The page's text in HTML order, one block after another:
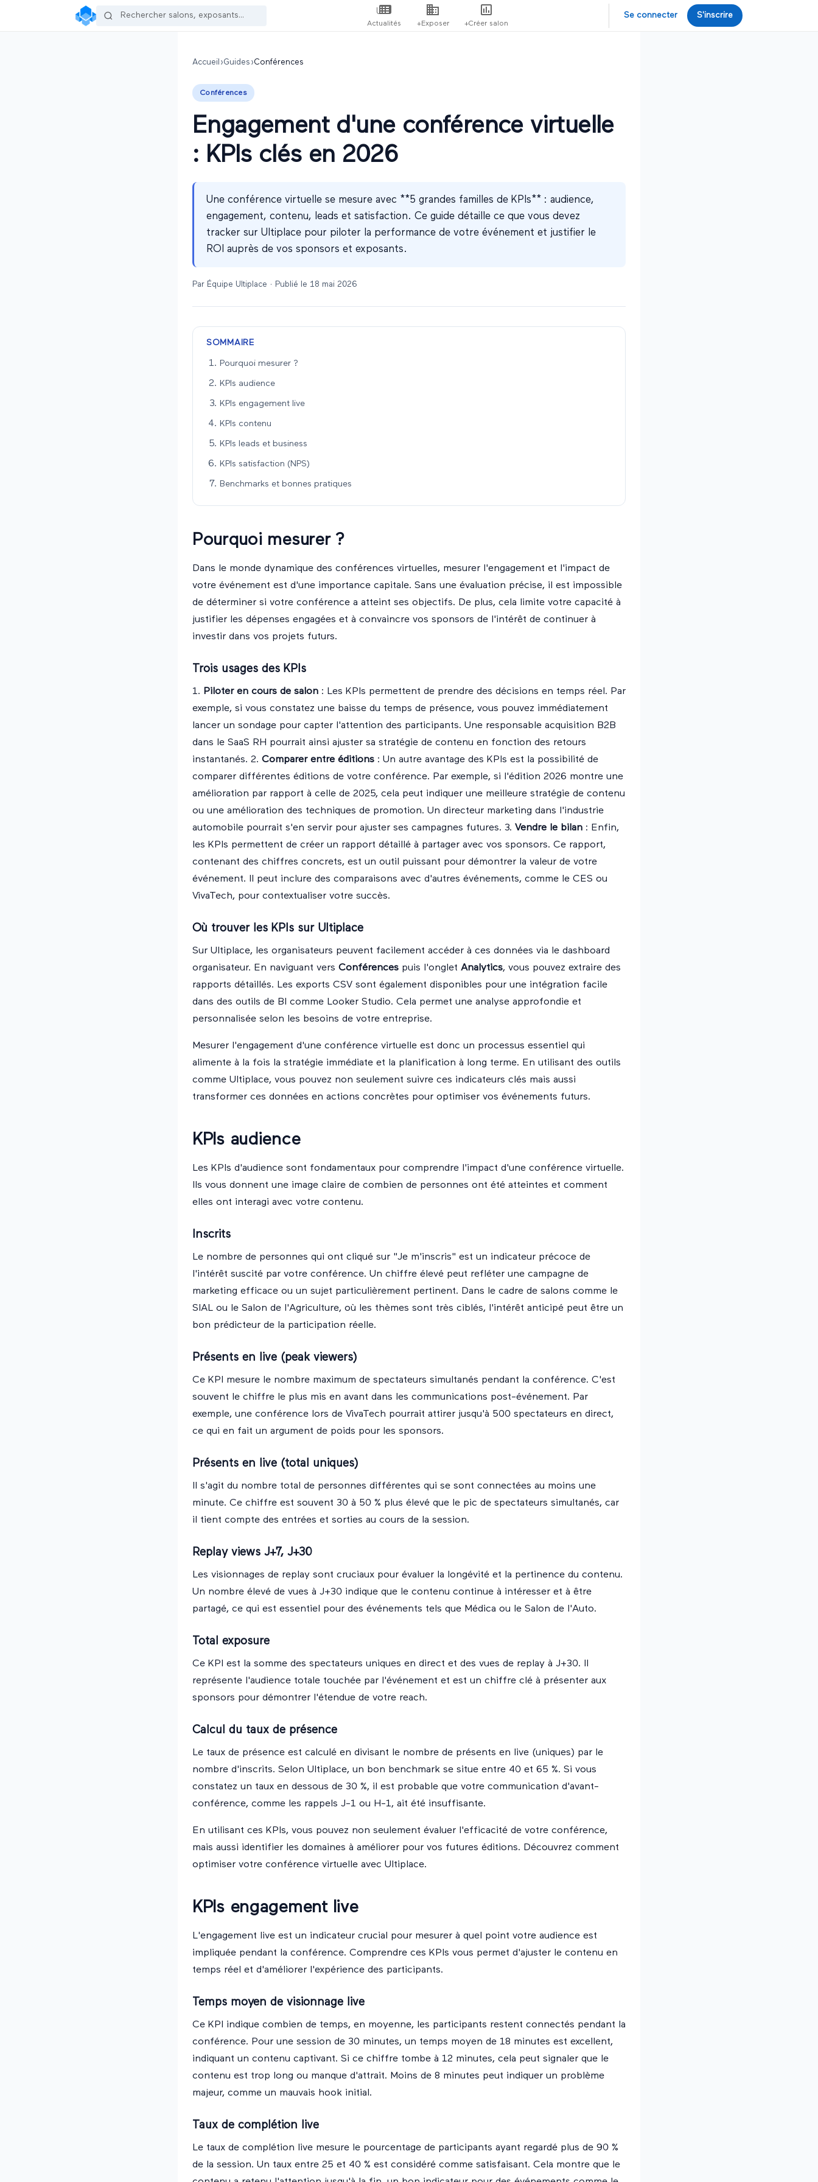
Actualités +Exposer +Créer salon
Se connecter S'inscrire
Accueil ›Guides ›Conférences
Conférences
Engagement d'une conférence virtuelle
: KPIs clés en 2026
Une conférence virtuelle se mesure avec **5 grandes familles de KPIs** : audience,
engagement, contenu, leads et satisfaction. Ce guide détaille ce que vous devez
tracker sur Ultiplace pour piloter la performance de votre événement et justifier le
ROI auprès de vos sponsors et exposants.
Par Équipe Ultiplace · Publié le 18 mai 2026
SOMMAIRE
Pourquoi mesurer ?
KPIs audience
KPIs engagement live
KPIs contenu
KPIs leads et business
KPIs satisfaction (NPS)
Benchmarks et bonnes pratiques
Pourquoi mesurer ?
Dans le monde dynamique des conférences virtuelles, mesurer l'engagement et l'impact de
votre événement est d'une importance capitale. Sans une évaluation précise, il est impossible
de déterminer si votre conférence a atteint ses objectifs. De plus, cela limite votre capacité à
justifier les dépenses engagées et à convaincre vos sponsors de l'intérêt de continuer à
investir dans vos projets futurs.
Trois usages des KPIs
1. Piloter en cours de salon : Les KPIs permettent de prendre des décisions en temps réel. Par
exemple, si vous constatez une baisse du temps de présence, vous pouvez immédiatement
lancer un sondage pour capter l'attention des participants. Une responsable acquisition B2B
dans le SaaS RH pourrait ainsi ajuster sa stratégie de contenu en fonction des retours
instantanés. 2. Comparer entre éditions : Un autre avantage des KPIs est la possibilité de
comparer différentes éditions de votre conférence. Par exemple, si l'édition 2026 montre une
amélioration par rapport à celle de 2025, cela peut indiquer une meilleure stratégie de contenu
ou une amélioration des techniques de promotion. Un directeur marketing dans l'industrie
automobile pourrait s'en servir pour ajuster ses campagnes futures. 3. Vendre le bilan : Enfin,
les KPIs permettent de créer un rapport détaillé à partager avec vos sponsors. Ce rapport,
contenant des chiffres concrets, est un outil puissant pour démontrer la valeur de votre
événement. Il peut inclure des comparaisons avec d'autres événements, comme le CES ou
VivaTech, pour contextualiser votre succès.
Où trouver les KPIs sur Ultiplace
Sur Ultiplace, les organisateurs peuvent facilement accéder à ces données via le dashboard
organisateur. En naviguant vers Conférences puis l'onglet Analytics, vous pouvez extraire des
rapports détaillés. Les exports CSV sont également disponibles pour une intégration facile
dans des outils de BI comme Looker Studio. Cela permet une analyse approfondie et
personnalisée selon les besoins de votre entreprise.
Mesurer l'engagement d'une conférence virtuelle est donc un processus essentiel qui
alimente à la fois la stratégie immédiate et la planification à long terme. En utilisant des outils
comme Ultiplace, vous pouvez non seulement suivre ces indicateurs clés mais aussi
transformer ces données en actions concrètes pour optimiser vos événements futurs.
KPIs audience
Les KPIs d'audience sont fondamentaux pour comprendre l'impact d'une conférence virtuelle.
Ils vous donnent une image claire de combien de personnes ont été atteintes et comment
elles ont interagi avec votre contenu.
Inscrits
Le nombre de personnes qui ont cliqué sur "Je m'inscris" est un indicateur précoce de
l'intérêt suscité par votre conférence. Un chiffre élevé peut refléter une campagne de
marketing efficace ou un sujet particulièrement pertinent. Dans le cadre de salons comme le
SIAL ou le Salon de l'Agriculture, où les thèmes sont très ciblés, l'intérêt anticipé peut être un
bon prédicteur de la participation réelle.
Présents en live (peak viewers)
Ce KPI mesure le nombre maximum de spectateurs simultanés pendant la conférence. C'est
souvent le chiffre le plus mis en avant dans les communications post-événement. Par
exemple, une conférence lors de VivaTech pourrait attirer jusqu'à 500 spectateurs en direct,
ce qui en fait un argument de poids pour les sponsors.
Présents en live (total uniques)
Il s'agit du nombre total de personnes différentes qui se sont connectées au moins une
minute. Ce chiffre est souvent 30 à 50 % plus élevé que le pic de spectateurs simultanés, car
il tient compte des entrées et sorties au cours de la session.
Replay views J+7, J+30
Les visionnages de replay sont cruciaux pour évaluer la longévité et la pertinence du contenu.
Un nombre élevé de vues à J+30 indique que le contenu continue à intéresser et à être
partagé, ce qui est essentiel pour des événements tels que Médica ou le Salon de l'Auto.
Total exposure
Ce KPI est la somme des spectateurs uniques en direct et des vues de replay à J+30. Il
représente l'audience totale touchée par l'événement et est un chiffre clé à présenter aux
sponsors pour démontrer l'étendue de votre reach.
Calcul du taux de présence
Le taux de présence est calculé en divisant le nombre de présents en live (uniques) par le
nombre d'inscrits. Selon Ultiplace, un bon benchmark se situe entre 40 et 65 %. Si vous
constatez un taux en dessous de 30 %, il est probable que votre communication d'avant-
conférence, comme les rappels J-1 ou H-1, ait été insuffisante.
En utilisant ces KPIs, vous pouvez non seulement évaluer l'efficacité de votre conférence,
mais aussi identifier les domaines à améliorer pour vos futures éditions. Découvrez comment
optimiser votre conférence virtuelle avec Ultiplace.
KPIs engagement live
L'engagement live est un indicateur crucial pour mesurer à quel point votre audience est
impliquée pendant la conférence. Comprendre ces KPIs vous permet d'ajuster le contenu en
temps réel et d'améliorer l'expérience des participants.
Temps moyen de visionnage live
Ce KPI indique combien de temps, en moyenne, les participants restent connectés pendant la
conférence. Pour une session de 30 minutes, un temps moyen de 18 minutes est excellent,
indiquant un contenu captivant. Si ce chiffre tombe à 12 minutes, cela peut signaler que le
contenu est trop long ou manque d'attrait. Moins de 8 minutes peut indiquer un problème
majeur, comme un mauvais hook initial.
Taux de complétion live
Le taux de complétion live mesure le pourcentage de participants ayant regardé plus de 90 %
de la session. Un taux entre 25 et 40 % est considéré comme satisfaisant. Cela montre que le